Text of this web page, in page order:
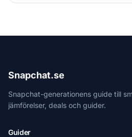
Snapchat.se
Snapchat-generationens guide till
jämförelser, deals och guider.
Guider